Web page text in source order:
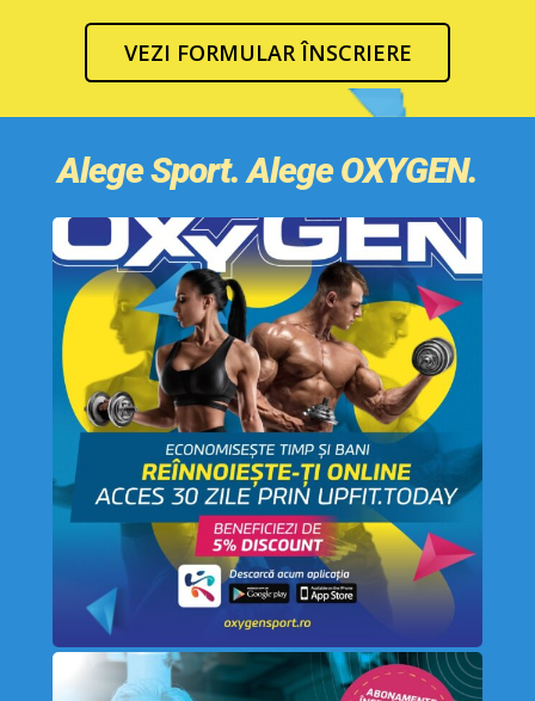
VEZI FORMULAR ÎNSCRIERE
Alege Sport. Alege OXYGEN.